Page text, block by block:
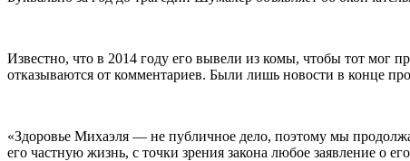
Известно, что в 2014 году его вывели из комы, чтобы тот мог
отказываются от комментариев. Были лишь новости в конце
«Здоровье Михаэля — не публичное дело, поэтому мы
его частную жизнь, с точки зрения закона любое заявление о